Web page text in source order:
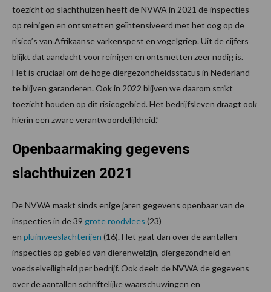
toezicht op slachthuizen heeft de NVWA in 2021 de inspecties
op reinigen en ontsmetten geïntensiveerd met het oog op de
risico’s van Afrikaanse varkenspest en vogelgriep. Uit de cijfers
blijkt dat aandacht voor reinigen en ontsmetten zeer nodig is.
Het is cruciaal om de hoge diergezondheidsstatus in Nederland
te blijven garanderen. Ook in 2022 blijven we daarom strikt
toezicht houden op dit risicogebied. Het bedrijfsleven draagt ook
hierin een zware verantwoordelijkheid.”
Openbaarmaking gegevens
slachthuizen 2021
De NVWA maakt sinds enige jaren gegevens openbaar van de
inspecties in de 39 grote roodvlees (23)
en pluimveeslachterijen (16). Het gaat dan over de aantallen
inspecties op gebied van dierenwelzijn, diergezondheid en
voedselveiligheid per bedrijf. Ook deelt de NVWA de gegevens
over de aantallen schriftelijke waarschuwingen en